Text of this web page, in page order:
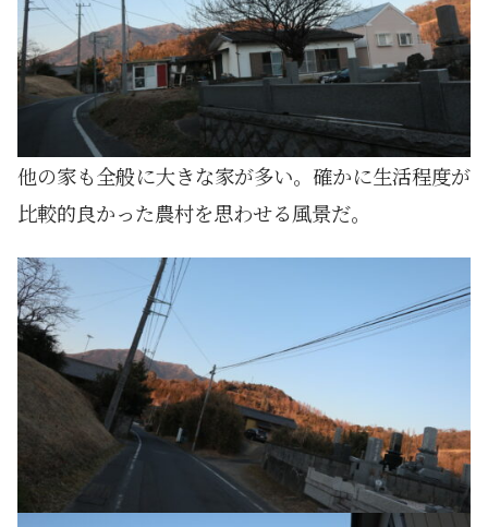
他の家も全般に大きな家が多い。確かに生活程度が
比較的良かった農村を思わせる風景だ。